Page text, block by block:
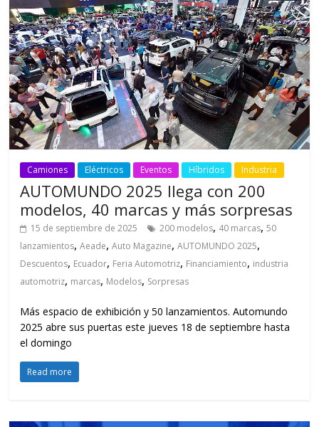
Camiones Eléctricos Eventos Híbridos Industria
AUTOMUNDO 2025 llega con 200
modelos, 40 marcas y más sorpresas
15 de septiembre de 2025 200 modelos, 40 marcas,50
lanzamientos,Aeade,Auto Magazine,AUTOMUNDO 2025,
Descuentos, Ecuador, Feria Automotriz, Financiamiento, industria
automotriz, marcas, Modelos, Sorpresas
Más espacio de exhibición y 50 lanzamientos. Automundo
2025 abre sus puertas este jueves 18 de septiembre hasta
el domingo
Read more